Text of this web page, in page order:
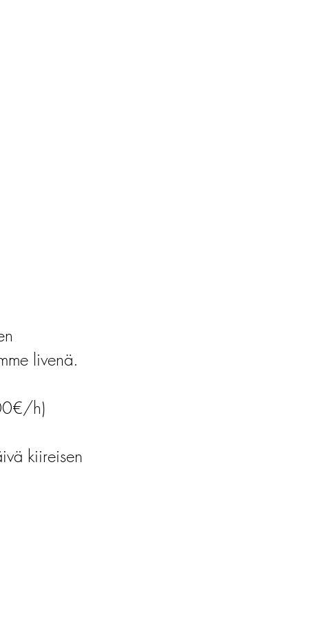
livenä.
h)
kiireisen